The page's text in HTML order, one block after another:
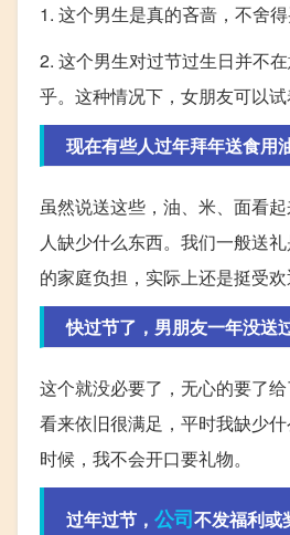
1. 这个男生是真的吝啬，不舍
2. 这个男生对过节过生日并不
乎。这种情况下，女朋友可以
现在有些人过年拜年送食用
虽然说送这些，油、米、面看
人缺少什么东西。我们一般送
的家庭负担，实际上还是挺受欢
快过节了，男朋友一年没送
这个就没必要了，无心的要了
看来依旧很满足，平时我缺少
时候，我不会开口要礼物。
过年过节， 公司不发福利或